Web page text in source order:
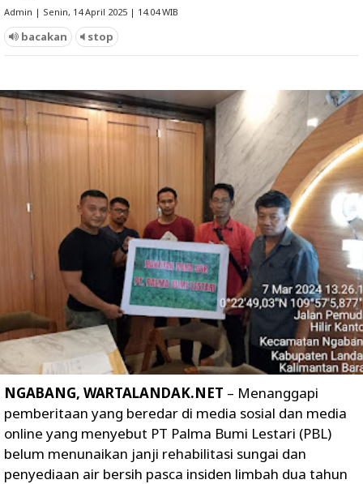
Admin | Senin, 14 April 2025 | 14.04 WIB
bacakan stop
NGABANG, WARTALANDAK.NET – Menanggapi
pemberitaan yang beredar di media sosial dan media
online yang menyebut PT Palma Bumi Lestari (PBL)
belum menunaikan janji rehabilitasi sungai dan
penyediaan air bersih pasca insiden limbah dua tahun